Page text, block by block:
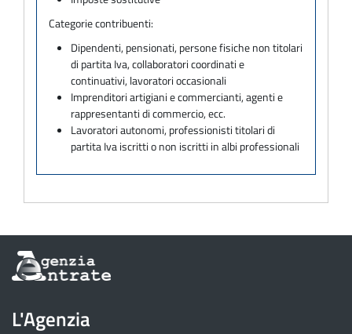
Categorie contribuenti:
Dipendenti, pensionati, persone fisiche non titolari
di partita Iva, collaboratori coordinati e
continuativi, lavoratori occasionali
Imprenditori artigiani e commercianti, agenti e
rappresentanti di commercio, ecc.
Lavoratori autonomi, professionisti titolari di
partita Iva iscritti o non iscritti in albi professionali
Informazioni
sul
dell'Agenzia
L'Agenzia